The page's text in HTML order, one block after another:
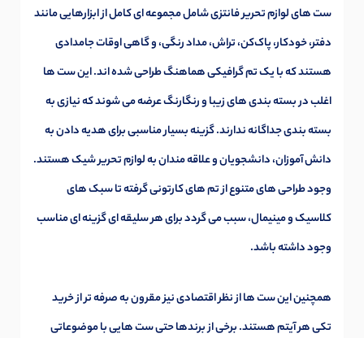
ست های لوازم تحریر فانتزی شامل مجموعه ای کامل از ابزارهایی مانند
دفتر، خودکار، پاک‌کن، تراش، مداد رنگی، و گاهی اوقات جامدادی
هستند که با یک تم گرافیکی هماهنگ طراحی شده اند. این ست ها
اغلب در بسته بندی های زیبا و رنگارنگ عرضه می شوند که نیازی به
بسته بندی جداگانه ندارند. گزینه بسیار مناسبی برای هدیه دادن به
دانش آموزان، دانشجویان و علاقه مندان به لوازم تحریر شیک هستند.
وجود طراحی های متنوع از تم های کارتونی گرفته تا سبک های
کلاسیک و مینیمال، سبب می گردد برای هر سلیقه ای گزینه ای مناسب
وجود داشته باشد.
همچنین این ست ها از نظر اقتصادی نیز مقرون به صرفه تر از خرید
تکی هر آیتم هستند. برخی از برندها حتی ست هایی با موضوعاتی